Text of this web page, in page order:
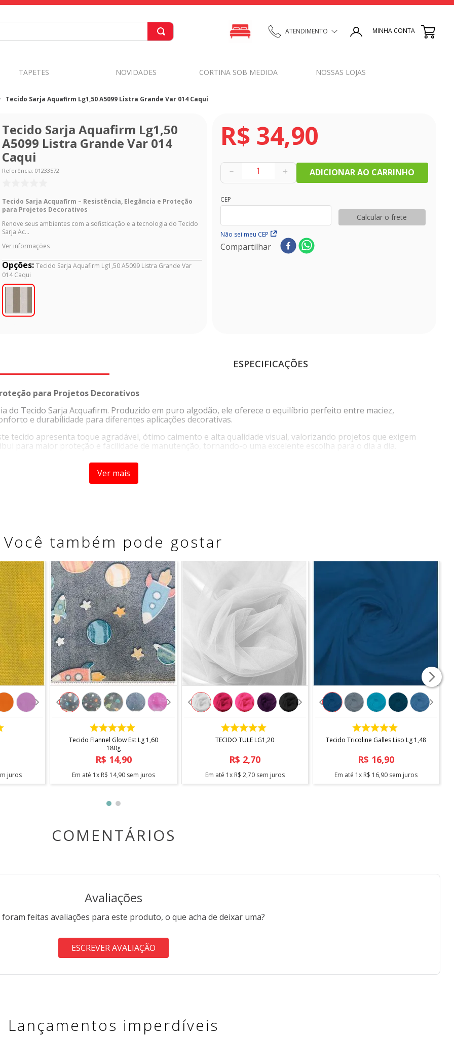
ATENDIMENTO MINHA CONTA
TAPETES NOVIDADES CORTINA SOB MEDIDA NOSSAS LOJAS
Tecido Sarja Aquafirm Lg1,50 A5099 Listra Grande Var 014 Caqui
Tecido Sarja Aquafirm Lg1,50
A5099 Listra Grande Var 014
Caqui
Referência: 01233572
Tecido Sarja Acquafirm – Resistência, Elegância e Proteção
para Projetos Decorativos
Renove seus ambientes com a sofisticação e a tecnologia do Tecido
Sarja Ac...
Ver informações
Opções: Tecido Sarja Aquafirm Lg1,50 A5099 Listra Grande Var
014 Caqui
R$ 34,90
＋
－ ADICIONAR AO CARRINHO
CEP
Não sei meu CEP
Calcular o frete
Compartilhar
ESPECIFICAÇÕES
para Projetos Decorativos
do Tecido Sarja Acquafirm. Produzido em puro algodão, ele oferece o equilíbrio perfeito entre maciez,
e durabilidade para diferentes aplicações decorativas.
tecido apresenta toque agradável, ótimo caimento e alta qualidade visual, valorizando projetos que exigem
para maior proteção e facilidade de manutenção, tornando-o uma excelente escolha para o dia a dia.
cores vivas, desenho refinado e a qualidade do algodão, garantindo beleza e funcionalidade em cada
Ver mais
Você também pode gostar
juros
COMPRAR
Tecido Flannel Glow Est Lg 1,60
180g
R$ 14,90
Em até 1x R$ 14,90 sem juros
COMPRAR
TECIDO TULE LG1,20
R$ 2,70
Em até 1x R$ 2,70sem juros
COMPRAR
Tecido Tricoline Galles Liso Lg 1,48
R$ 16,90
Em até 1x R$ 16,90 sem juros
COMENTÁRIOS
Avaliações
feitas avaliações para este produto, o que acha de deixar uma?
ESCREVER AVALIAÇÃO
Lançamentos imperdíveis